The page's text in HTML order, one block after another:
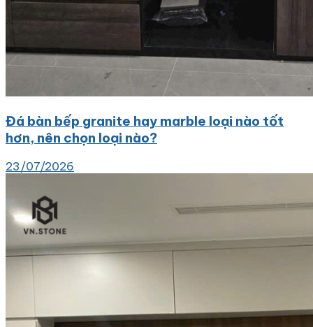
Đá bàn bếp granite hay marble loại nào tốt
hơn, nên chọn loại nào?
23/07/2026